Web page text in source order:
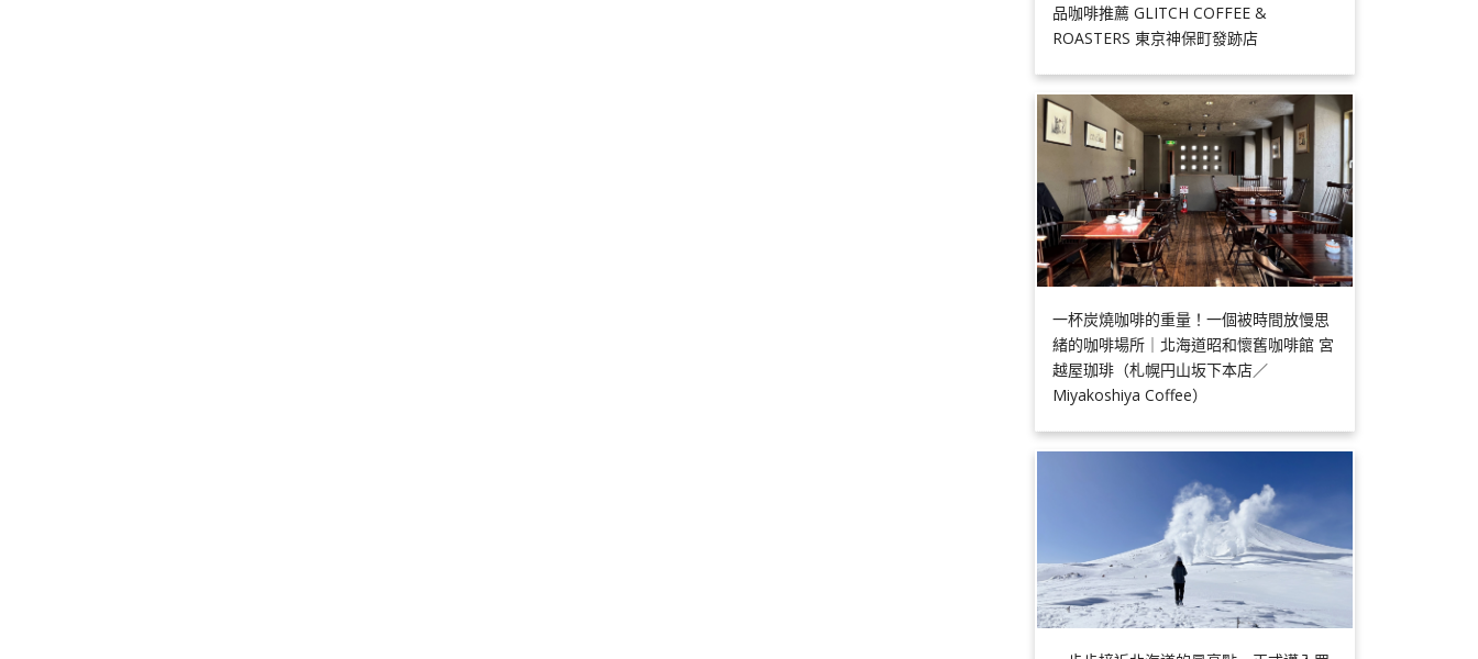
品咖啡推薦 GLITCH COFFEE &
ROASTERS 東京神保町發跡店
一杯炭燒咖啡的重量！一個被時間放慢思
緒的咖啡場所｜北海道昭和懷舊咖啡館 宮
越屋珈琲（札幌円山坂下本店／
Miyakoshiya Coffee）